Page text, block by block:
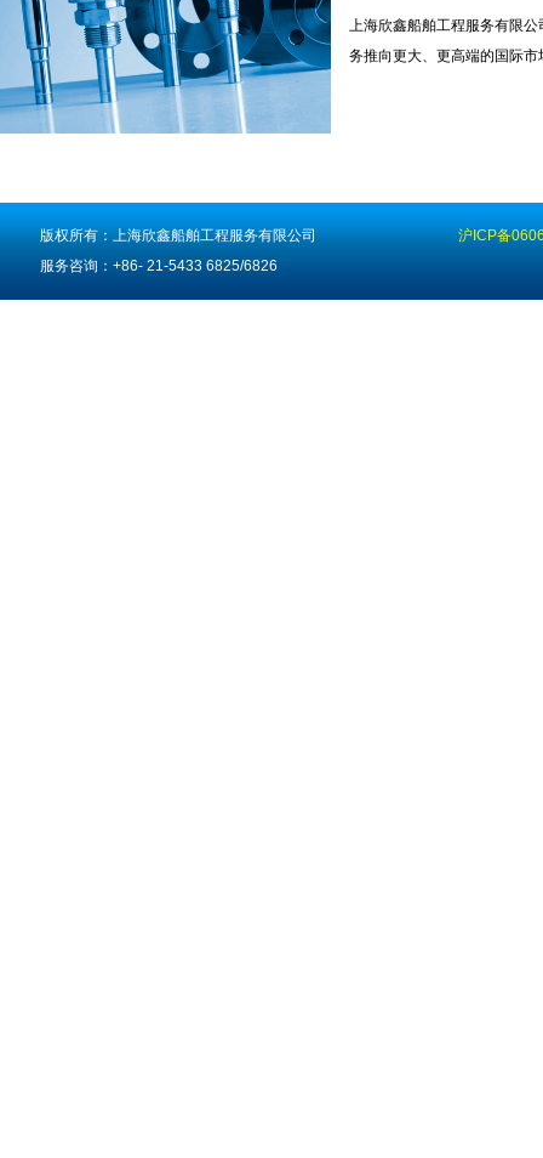
上海欣鑫船舶工程服务有限
务推向更大、更高端的国际
版权所有：上海欣鑫船舶工程服务有限公司
沪ICP备
服务咨询：+86- 21-5433 6825/6826